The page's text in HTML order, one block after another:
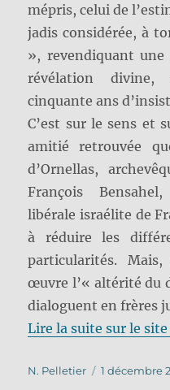
mépris, celui de
jadis considérée, à
», revendiquant
révélation
cinquante ans
C’est sur le sens et
amitié retrouvée
d’Ornellas,
François
libérale israélite de
à réduire les
particularités.
œuvre l’« altérité du
dialoguent en frères
Lire la suite sur le
Auteur
N. Pelletier
Publié
1 décembre